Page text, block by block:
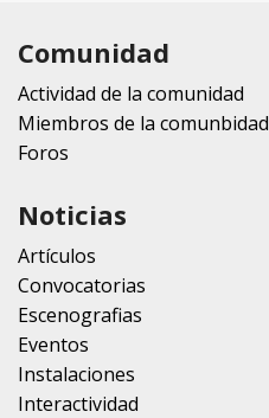
Comunidad
Actividad de la comunidad
Miembros de la comunbidad
Foros
Noticias
Artículos
Convocatorias
Escenografias
Eventos
Instalaciones
Interactividad